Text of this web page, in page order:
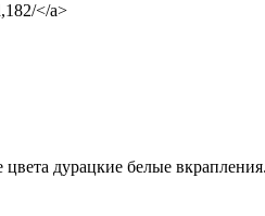
</a>
дурацкие белые